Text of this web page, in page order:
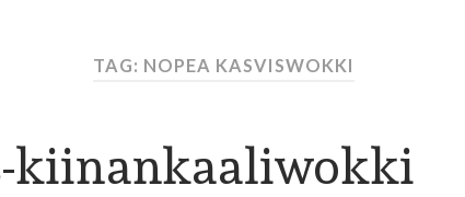
TAG: NOPEA KASVISWOKKI
kiinankaaliwokki